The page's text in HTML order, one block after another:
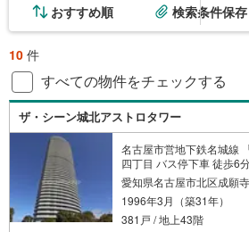
おすすめ順 検索条件保存
10 件
すべての物件をチェックする
ザ・シーン城北アストロタワー
名古屋市営地下鉄名城線
四丁目 バス停下車 徒歩6
愛知県名古屋市北区成願
1996年3月（築31年）
381戸 / 地上43階